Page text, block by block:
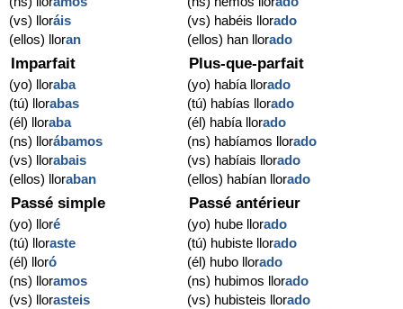
(vs) lloráis
(ellos) lloran
(vs) habéis llorado
(ellos) han llorado
Imparfait
(yo) lloraba
(tú) llorabas
(él) lloraba
(ns) llorábamos
(vs) llorabais
(ellos) lloraban
Plus-que-parfait
(yo) había llorado
(tú) habías llorado
(él) había llorado
(ns) habíamos llorado
(vs) habíais llorado
(ellos) habían llorado
Passé simple
(yo) lloré
(tú) lloraste
(él) lloró
(ns) lloramos
(vs) llorasteis
Passé antérieur
(yo) hube llorado
(tú) hubiste llorado
(él) hubo llorado
(ns) hubimos llorado
(vs) hubisteis llorado